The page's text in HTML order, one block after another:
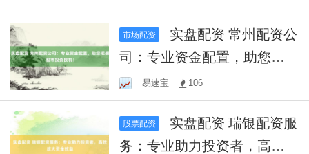
市场配资
司：专业资金配置，助您把
握股市投资良机！
易速宝 106
股票配资
务：专业助力投资者，高效